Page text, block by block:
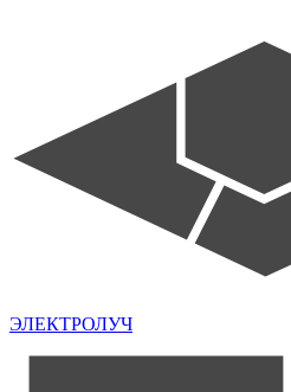
ЭЛЕКТРОЛУЧ